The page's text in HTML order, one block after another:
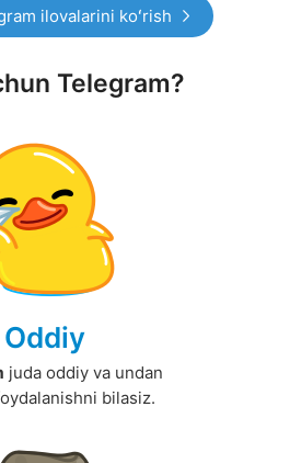
ilovalarini koʻrish
Telegram?
Oddiy
juda oddiy va undan
bilasiz.